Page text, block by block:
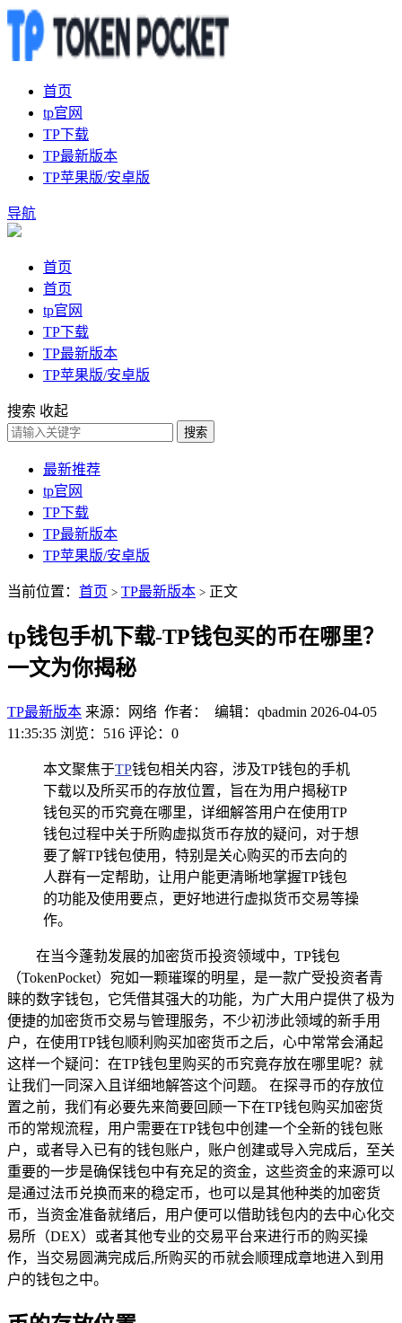
首页
tp官网
TP下载
TP最新版本
TP苹果版/安卓版
导航
首页
首页
tp官网
TP下载
TP最新版本
TP苹果版/安卓版
搜索 收起
搜索
最新推荐
tp官网
TP下载
TP最新版本
TP苹果版/安卓版
当前位置： 首页 > TP最新版本 > 正文
tp钱包手机下载-TP钱包买的币在哪里？
一文为你揭秘
TP最新版本 来源：网络 作者： 编辑：qbadmin 2026-04-05
11:35:35 浏览：516 评论：0
本文聚焦于TP钱包相关内容，涉及TP钱包的手机
下载以及所买币的存放位置，旨在为用户揭秘TP
钱包买的币究竟在哪里，详细解答用户在使用TP
钱包过程中关于所购虚拟货币存放的疑问，对于想
要了解TP钱包使用，特别是关心购买的币去向的
人群有一定帮助，让用户能更清晰地掌握TP钱包
的功能及使用要点，更好地进行虚拟货币交易等操
作。
在当今蓬勃发展的加密货币投资领域中，TP钱包
（TokenPocket）宛如一颗璀璨的明星，是一款广受投资者青
睐的数字钱包，它凭借其强大的功能，为广大用户提供了极为
便捷的加密货币交易与管理服务，不少初涉此领域的新手用
户，在使用TP钱包顺利购买加密货币之后，心中常常会涌起
这样一个疑问：在TP钱包里购买的币究竟存放在哪里呢？就
让我们一同深入且详细地解答这个问题。 在探寻币的存放位
置之前，我们有必要先来简要回顾一下在TP钱包购买加密货
币的常规流程，用户需要在TP钱包中创建一个全新的钱包账
户，或者导入已有的钱包账户，账户创建或导入完成后，至关
重要的一步是确保钱包中有充足的资金，这些资金的来源可以
是通过法币兑换而来的稳定币，也可以是其他种类的加密货
币，当资金准备就绪后，用户便可以借助钱包内的去中心化交
易所（DEX）或者其他专业的交易平台来进行币的购买操
作，当交易圆满完成后,所购买的币就会顺理成章地进入到用
户的钱包之中。